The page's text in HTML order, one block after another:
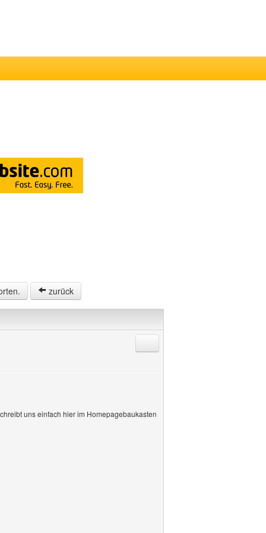
zurück
uns einfach hier im Homepagebaukasten